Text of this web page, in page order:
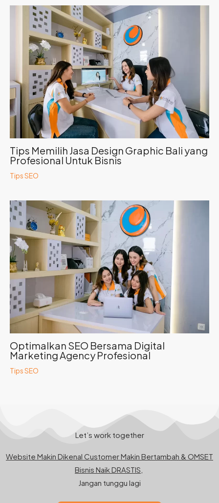
Tips Memilih Jasa Design Graphic Bali yang
Profesional Untuk Bisnis
Tips SEO
Optimalkan SEO Bersama Digital
Marketing Agency Profesional
Tips SEO
Let’s work together
Website Makin Dikenal Customer Makin Bertambah & OMSET
Bisnis Naik DRASTIS,
Jangan tunggu lagi